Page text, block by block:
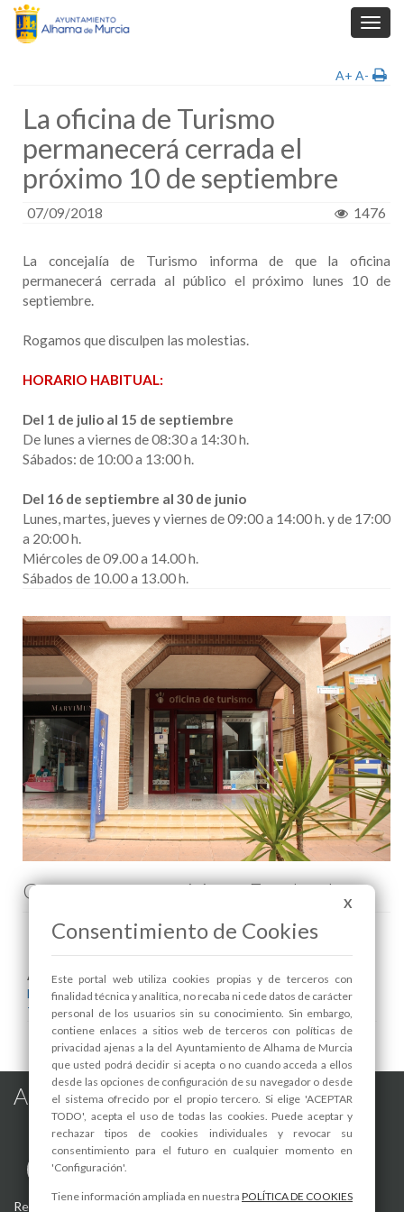
A+ A-
La oficina de Turismo
permanecerá cerrada el
próximo 10 de septiembre
07/09/2018 1476
La concejalía de Turismo informa de que la oficina
permanecerá cerrada al público el próximo lunes 10 de
septiembre.
Rogamos que disculpen las molestias.
HORARIO HABITUAL:
Del 1 de julio al 15 de septiembre
De lunes a viernes de 08:30 a 14:30 h.
Sábados: de 10:00 a 13:00 h.
Del 16 de septiembre al 30 de junio
Lunes, martes, jueves y viernes de 09:00 a 14:00 h. y de 17:00
a 20:00 h.
Miércoles de 09.00 a 14.00 h.
Sábados de 10.00 a 13.00 h.
Comenta esta noticia en Facebook
Areas relacionadas:
Dependencias
Turismo
Alhama de Murcia en las Redes
Registro de actividades de tratamiento -Aviso Legal-Política de
X
Consentimiento de Cookies
Este portal web utiliza cookies propias y de terceros con
finalidad técnica y analítica, no recaba ni cede datos de carácter
personal de los usuarios sin su conocimiento. Sin embargo,
contiene enlaces a sitios web de terceros con políticas de
privacidad ajenas a la del Ayuntamiento de Alhama de Murcia
que usted podrá decidir si acepta o no cuando acceda a ellos
desde las opciones de configuración de su navegador o desde
el sistema ofrecido por el propio tercero. Si elige 'ACEPTAR
TODO', acepta el uso de todas las cookies. Puede aceptar y
rechazar tipos de cookies individuales y revocar su
consentimiento para el futuro en cualquier momento en
'Configuración'.
Tiene información ampliada en nuestra POLÍTICA DE COOKIES